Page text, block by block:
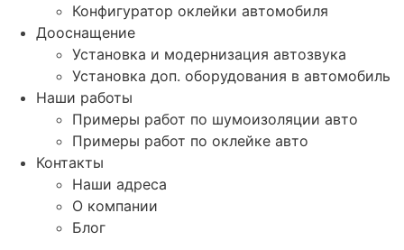
Конфигуратор оклейки автомобиля
Дооснащение
Установка и модернизация автозвука
Установка доп. оборудования в автомобиль
Наши работы
Примеры работ по шумоизоляции авто
Примеры работ по оклейке авто
Контакты
Наши адреса
О компании
Блог